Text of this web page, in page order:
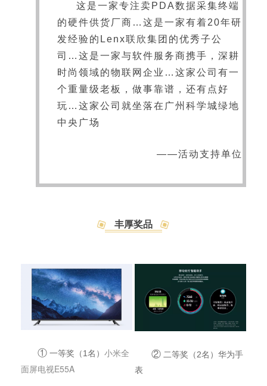
这是一家专注卖PDA数据采集终端
的硬件供货厂商…这是一家有着20年研
发经验的Lenx联欣集团的优秀子公
司…这是一家与软件服务商携手，深耕
时尚领域的物联网企业…这家公司有一
个重量级老板，做事靠谱，还有点好
玩…这家公司就坐落在广州科学城绿地
中央广场
——活动支持单位
丰厚奖品
① 一等奖（1名） 小米全
面屏电视E55A
② 二等奖（2名）华为手
表